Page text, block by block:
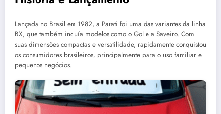
Lançada no Brasil em 1982, a Parati foi uma das variantes da linha
BX, que também incluía modelos como o Gol e a Saveiro. Com
suas dimensões compactas e versatilidade, rapidamente conquistou
os consumidores brasileiros, principalmente para o uso familiar e
pequenos negócios.